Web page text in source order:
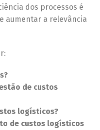
dos processos é
aumentar a relevância
de custos
logísticos?
de custos logísticos